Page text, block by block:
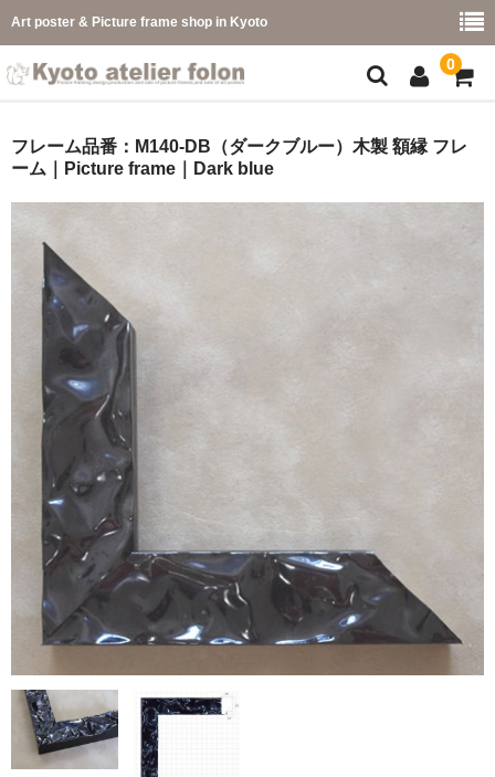
Art poster & Picture frame shop in Kyoto
0
フレーム一覧
イメージ別
フレーム幅別
価格コード別
こどもさくひんフレーム
幅広マット付額縁フレーム-展覧会などに-
マット付額縁フレーム-おしゃれな空間に-
オプション品
仕様変更
マット・インナー
吊りフック
吊り金具＆ヒモセット
フレーム品番：M140-DB（ダークブルー）木製 額縁 フレ
ーム｜Picture frame｜Dark blue